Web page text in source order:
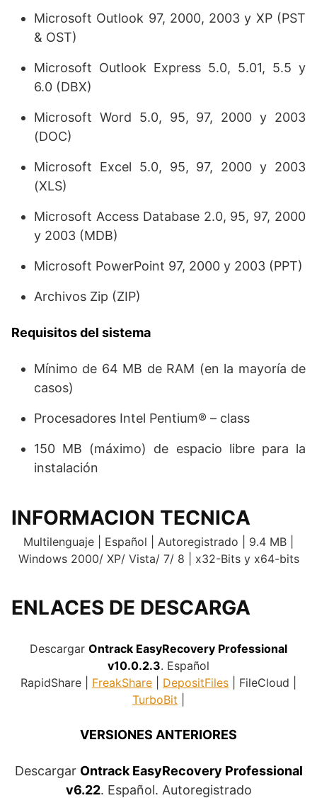
Microsoft Outlook 97, 2000, 2003 y XP (PST
& OST)
Microsoft Outlook Express 5.0, 5.01, 5.5 y
6.0 (DBX)
Microsoft Word 5.0, 95, 97, 2000 y 2003
(DOC)
Microsoft Excel 5.0, 95, 97, 2000 y 2003
(XLS)
Microsoft Access Database 2.0, 95, 97, 2000
y 2003 (MDB)
Microsoft PowerPoint 97, 2000 y 2003 (PPT)
Archivos Zip (ZIP)
Requisitos del sistema
Mínimo de 64 MB de RAM (en la mayoría de
casos)
Procesadores Intel Pentium® – class
150 MB (máximo) de espacio libre para la
instalación
INFORMACION TECNICA
Multilenguaje | Español | Autoregistrado | 9.4 MB |
Windows 2000/ XP/ Vista/ 7/ 8 | x32-Bits y x64-bits
ENLACES DE DESCARGA
Descargar Ontrack EasyRecovery Professional
v10.0.2.3. Español
RapidShare | FreakShare DepositFiles | FileCloud |
TurboBit
VERSIONES ANTERIORES
Descargar Ontrack EasyRecovery Professional
v6.22. Español. Autoregistrado